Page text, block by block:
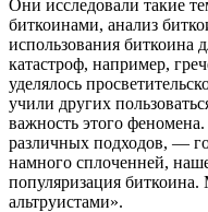
Они исследовали такие
биткоинами, анализ
использования биткоина
катастроф, например,
уделялось
учили других
важность этого
различных подходов, —
намного сплоченней,
популяризация
альтруистами».